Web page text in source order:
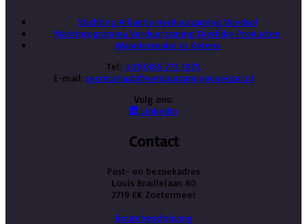
Stichting Alliantie Verduurzaming Voedsel
Marktprogramma Verduurzaming Dierlijke Producten
Waardecreatie in Ketens
Tel: +31(0)85 773 1979
E-mail: secretariaat@verduurzamingvoedsel.nl
Volg ons:
LinkedIn
Contact
Post- en bezoekadres
Louis Braillelaan 80
2719 EK Zoetermeer
Routebeschrijving